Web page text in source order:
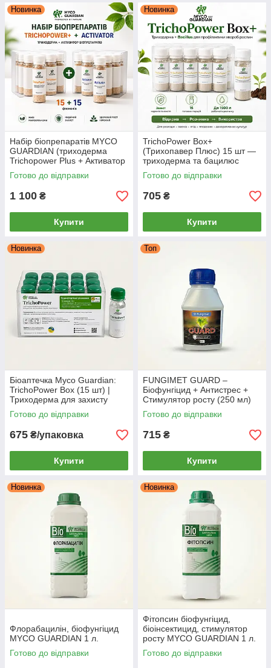
Новинка
Набір біопрепаратів MYCO
GUARDIAN (триходерма
Trichopower Plus + Активатор
Біопрепаратів), 15 + 15
флаконів
Готово до відправки
1 100 ₴
Купити
Новинка
TrichoPower Box+
(Трихопавер Плюс) 15 шт —
триходерма та бацилюс
(сінна паличка) від хвороб
рослин Myco Guardian
Готово до відправки
705 ₴
Купити
Новинка
Біоаптечка Myco Guardian:
TrichoPower Box (15 шт) |
Триходерма для захисту
рослин від грибкових хвороб |
1 фл = 1 обробка на 10 л
Готово до відправки
675 ₴/упаковка
Купити
Топ
FUNGIMET GUARD –
Біофунгіцид + Антистрес +
Стимулятор росту (250 мл)
Готово до відправки
715 ₴
Купити
Новинка
Флорабацилін, біофунгіцид
MYCO GUARDIAN 1 л.
Готово до відправки
Новинка
Фітопсин біофунгіцид,
біоінсектицид, стимулятор
росту MYCO GUARDIAN 1 л.
Готово до відправки